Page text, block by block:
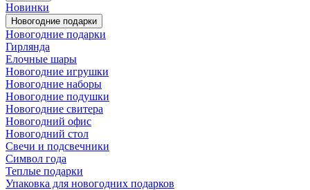
Новинки
Новогодние подарки
Новогодние подарки
Гирлянда
Елочные шары
Новогодние игрушки
Новогодние наборы
Новогодние подушки
Новогодние свитера
Новогодний офис
Новогодний стол
Свечи и подсвечники
Символ года
Теплые подарки
Упаковка для новогодних подарков